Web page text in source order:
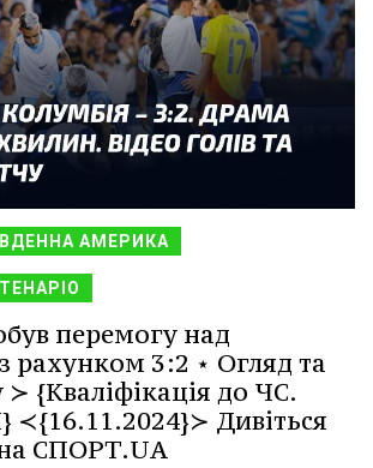
АМЕРИКА
перемогу над
рахунком 3:2 ⋆ Огляд та
≻ {Кваліфікація до ЧС.
Дивіться
на СПОРТ.UA